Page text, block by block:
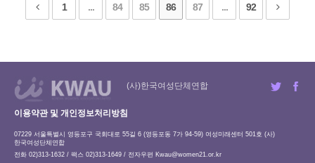
1 ... 84 85 86 87 ... 92
(사)한국여성단체연합
이용약관 및 개인정보처리방침
07229 서울특별시 영등포구 국회대로 55길 6 (영등포동 7가 94-59) 여성미래센터 501호 (사)
한국여성단체연합
전화 02)313-1632 / 팩스 02)313-1649 / 전자우편 Kwau@women21.or.kr